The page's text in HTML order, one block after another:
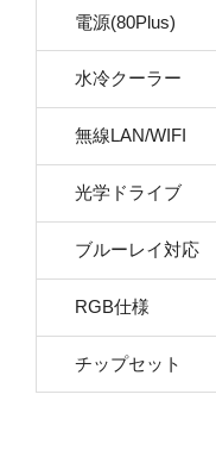
電源(80Plus)
水冷クーラー
無線LAN/WIFI
光学ドライブ
ブルーレイ対応
RGB仕様
チップセット